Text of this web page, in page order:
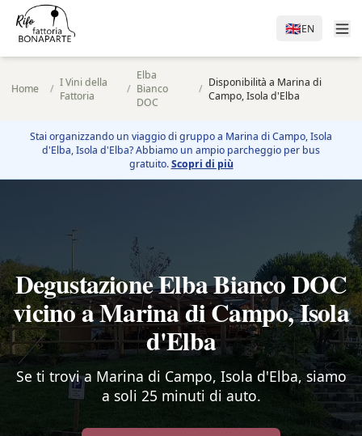
🇬🇧EN
Home / I Vini della
Fattoria
/
Elba
Bianco
DOC
/ Disponibilità a Marina di
Campo, Isola d'Elba
Stai organizzando un viaggio di gruppo a Marina di Campo, Isola
d'Elba, Isola d'Elba? Abbiamo un ampio parcheggio per bus
gratuito. Scopri di più
Degustazione Elba Bianco DOC
vicino a Marina di Campo, Isola
d'Elba
Se ti trovi a Marina di Campo, Isola d'Elba, siamo
a soli 25 minuti di auto.